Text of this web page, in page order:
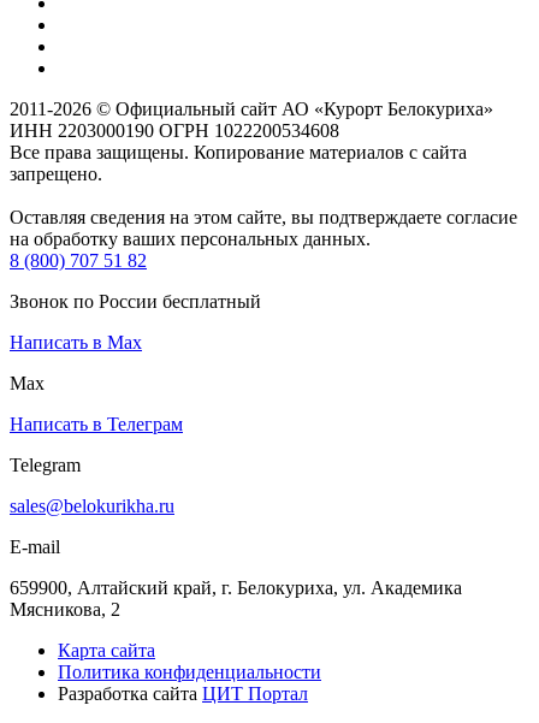
2011-2026 © Официальный сайт АО «Курорт Белокуриха»
ИНН 2203000190 ОГРН 1022200534608
Все права защищены. Копирование материалов с сайта
запрещено.
Оставляя сведения на этом сайте, вы подтверждаете согласие
на обработку ваших персональных данных.
8 (800) 707 51 82
Звонок по России бесплатный
Написать в Max
Max
Написать в Телеграм
Telegram
sales@belokurikha.ru
E-mail
659900, Алтайский край, г. Белокуриха, ул. Академика
Мясникова, 2
Карта сайта
Политика конфиденциальности
Разработка сайта ЦИТ Портал